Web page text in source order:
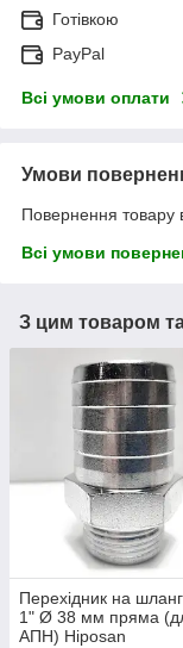
Готівкою
PayPal
Всі умови оплати
Умови
Повернення товару
Всі умови
З цим товаром
Перехідник на
1" Ø 38 мм пряма
АПН) Hiposan